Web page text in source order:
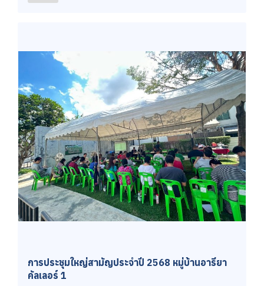
การประชุมใหญ่สามัญประจำปี 2568 หมู่บ้านอารียา
คัลเลอร์ 1